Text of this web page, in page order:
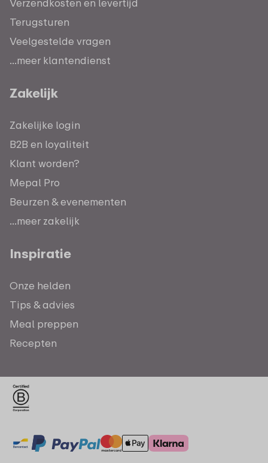
Verzendkosten en levertijd
Terugsturen
Veelgestelde vragen
...meer klantendienst
Zakelijk
Zakelijke login
B2B en loyaliteit
Klant worden?
Mepal Pro
Beurzen & evenementen
...meer zakelijk
Inspiratie
Onze helden
Tips & advies
Meal preppen
Recepten